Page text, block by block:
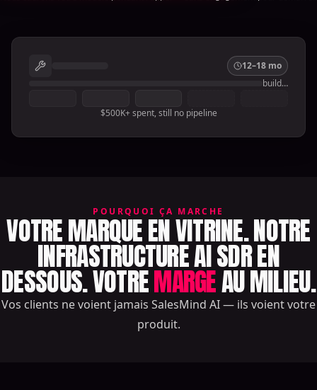
12–18 mo
build…
$500K+ spent, still no pipeline
POURQUOI ÇA MARCHE
VOTRE MARQUE EN VITRINE. NOTRE
INFRASTRUCTURE AI SDR EN
DESSOUS. VOTREMARGEAU MILIEU.
Vos clients ne voient jamais SalesMind AI — ils voient votre
produit.